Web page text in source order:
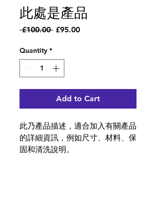
此處是產品
£100.00 Regular
£95.00Sale
Quantity *
Add to Cart
此乃產品描述，適合加入有關產品
的詳細資訊，例如尺寸、材料、保
固和清洗說明。